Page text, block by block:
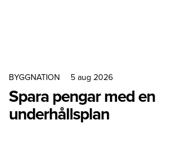
BYGGNATION 5 aug 2026
Spara pengar med en
underhållsplan